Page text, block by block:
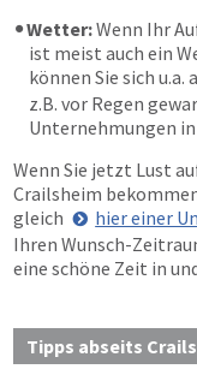
Wetter:Wenn Ihr
ist meist auch ein
können Sie sich u.a.
z.B. vor Regen
Unternehmungen
Wenn Sie jetzt Lust
Crailsheim
gleich
hier einer
Ihren Wunsch-
eine schöne Zeit in
Tipps abseits